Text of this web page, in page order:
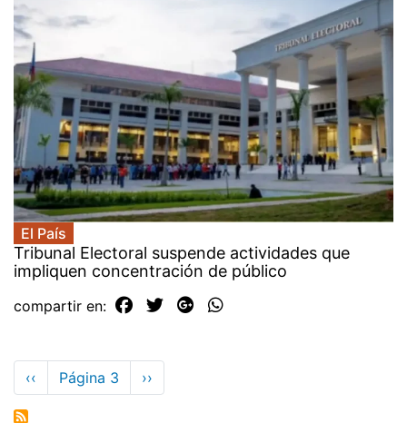
El País
Tribunal Electoral suspende actividades que
impliquen concentración de público
compartir en:
Paginación
Página
anterior
‹‹ Página 3
Siguiente
página
››